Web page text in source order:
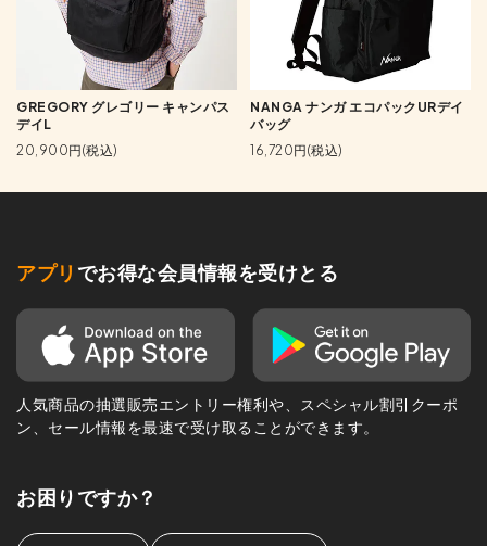
GREGORY グレゴリー キャンパス
デイL
20,900円(税込)
NANGA ナンガ エコパックURデイ
バッグ
16,720円(税込)
アプリ でお得な会員情報を受けとる
人気商品の抽選販売エントリー権利や、スペシャル割引クーポ
ン、セール情報を最速で受け取ることができます。
お困りですか？